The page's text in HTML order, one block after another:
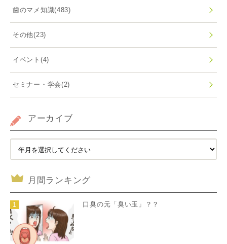
歯のマメ知識(483)
その他(23)
イベント (4)
セミナー・学会(2)
アーカイブ
月間ランキング
1 口臭の元「臭い玉」？？